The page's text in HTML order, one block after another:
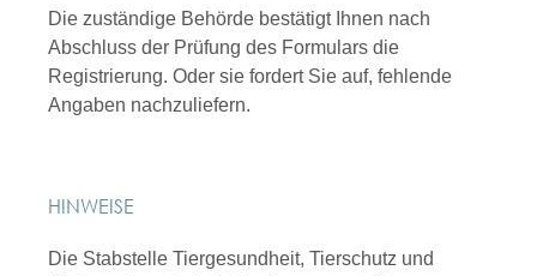
Die zuständige Behörde bestätigt Ihnen nach
Abschluss der Prüfung des Formulars die
Registrierung. Oder sie fordert Sie auf, fehlende
Angaben nachzuliefern.
HINWEISE
Die Stabstelle Tiergesundheit, Tierschutz und